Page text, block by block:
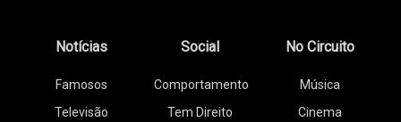
Notícias
Famosos
Televisão
Social
Comportamento
Tem Direito
No Circuito
Música
Cinema